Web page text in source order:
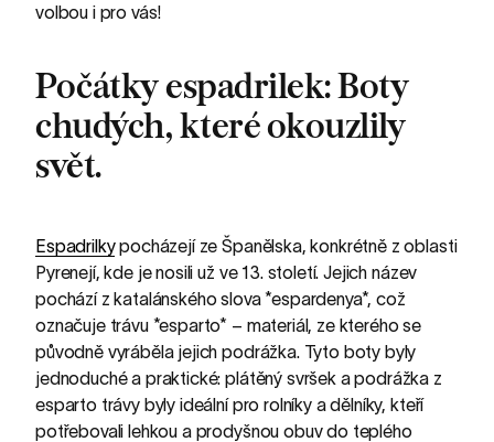
volbou i pro vás!
Počátky espadrilek: Boty
chudých, které okouzlily
svět.
Espadrilkypocházejí ze Španělska, konkrétně z oblasti
Pyrenejí, kde je nosili už ve 13. století. Jejich název
pochází z katalánského slova *espardenya*, což
označuje trávu *esparto* – materiál, ze kterého se
původně vyráběla jejich podrážka. Tyto boty byly
jednoduché a praktické: plátěný svršek a podrážka z
esparto trávy byly ideální pro rolníky a dělníky, kteří
potřebovali lehkou a prodyšnou obuv do teplého